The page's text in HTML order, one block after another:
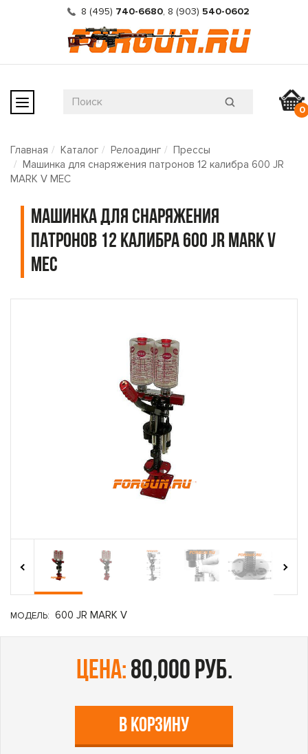
8 (495) 740-6680, 8 (903) 540-0602
0
Главная Каталог Релоадинг
Прессы
Машинка для снаряжения патронов 12 калибра 600 JR
MARK V MEC
Машинка для снаряжения
патронов 12 калибра 600 JR MARK V
MEC
‹
›
МОДЕЛЬ: 600 JR MARK V
цена: 80,000 руб.
В КОРЗИНУ